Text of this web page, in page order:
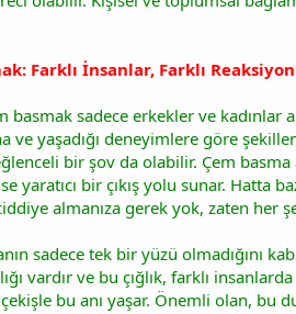
Farklı İnsanlar, Farklı
basmak sadece erkekler ve kadınlar
ve yaşadığı deneyimlere göre
bir şov da olabilir. Çem basma
yaratıcı bir çıkış yolu sunar.
almanıza gerek yok, zaten her
sadece tek bir yüzü olmadığını
vardır ve bu çığlık, farklı
bu anı yaşar. Önemli olan, bu